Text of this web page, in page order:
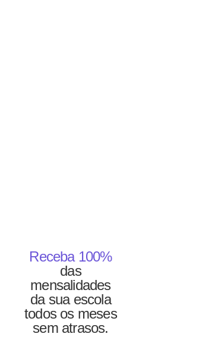
Receba 100%
das
mensalidades
da sua escola
todos os meses
sem atrasos.